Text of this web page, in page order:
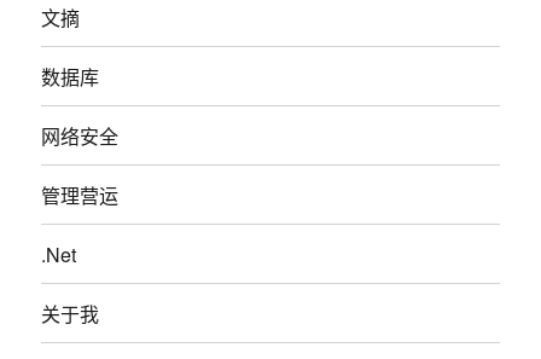
文摘
数据库
网络安全
管理营运
.Net
关于我